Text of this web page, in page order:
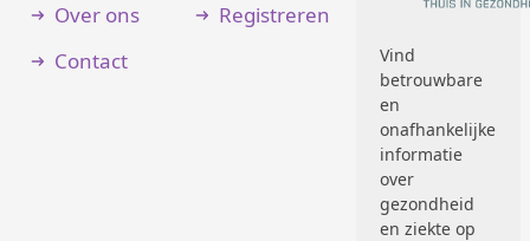
Over ons
Contact
Registreren
Vind
betrouwbare
en
onafhankelijke
informatie
over
gezondheid
en ziekte op